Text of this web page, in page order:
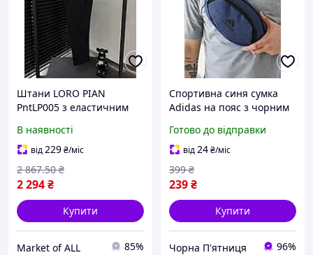
Штани LORO PIAN
PntLP005 з еластичним
відпочинку стильні та
зручні чоловічі
В наявності
від229₴/міс
2 294₴
2 867.50 ₴
Купити
Market of ALL 85%
Спортивна синя сумка
Adidas на пояс з чорним
матеріал чоловіча
бананка для активного
відпочинку
Готово до відправки
від24₴/міс
239₴
399 ₴
Купити
Чорна П'ятниця 96%